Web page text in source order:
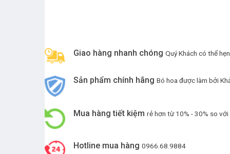
Giao hàng nhanh chóng Quý Khách có thể
Sản phẩm chính hãng Bó hoa được làm bởi
Mua hàng tiết kiệm rẻ hơn từ 10% - 30% so
Hotline mua hàng 0966.68.9884